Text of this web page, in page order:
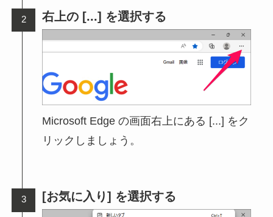
右上の [...] を選択する
Microsoft Edge の画面右上にある [...] をク
リックしましょう。
[お気に入り] を選択する